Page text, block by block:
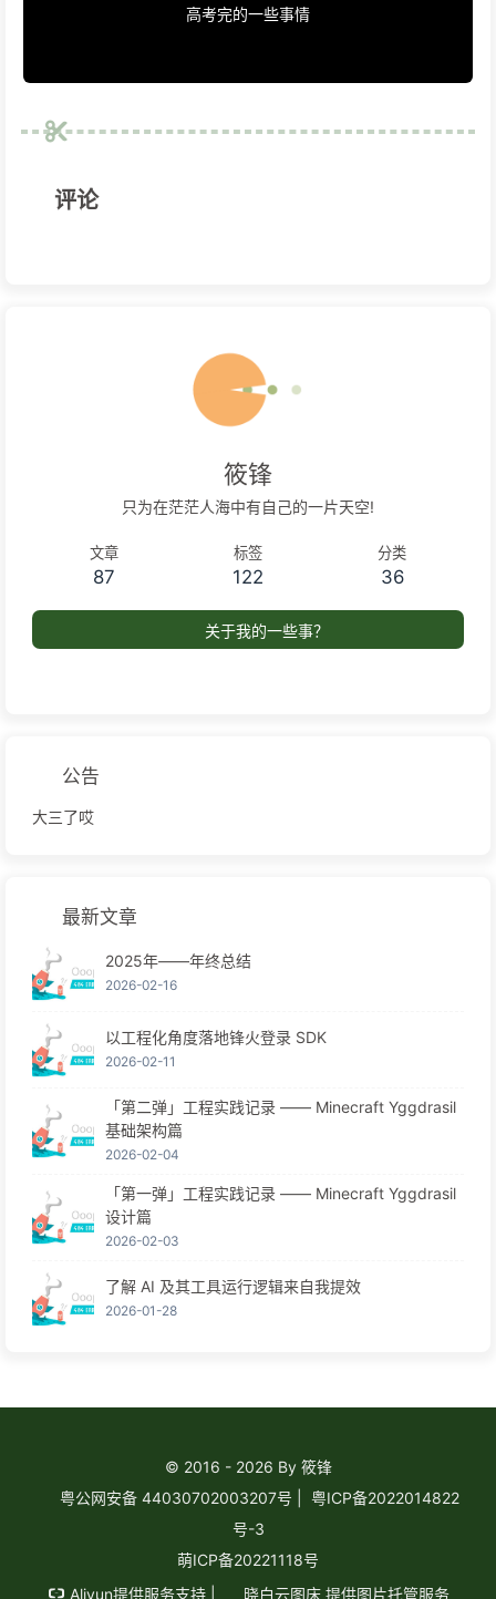
高考完的一些事情
评论
筱锋
只为在茫茫人海中有自己的一片天空!
文章
87
标签
122
分类
36
关于我的一些事？
公告
大三了哎
最新文章
2025年——年终总结
2026-02-16
以工程化角度落地锋火登录 SDK
2026-02-11
「第二弹」工程实践记录 —— Minecraft Yggdrasil
基础架构篇
2026-02-04
「第一弹」工程实践记录 —— Minecraft Yggdrasil
设计篇
2026-02-03
了解 AI 及其工具运行逻辑来自我提效
2026-01-28
© 2016 - 2026 By 筱锋
粤公网安备 44030702003207号
粤ICP备2022014822
号-3
萌ICP备20221118号
Aliyun提供服务支持 | 晓白云图床提供图片托管服务